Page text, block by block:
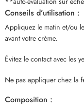
Conseils d’utilisation :
Appliquez le matin et/ou
avant votre crème.
Évitez le contact avec les
Ne pas appliquer chez la
Composition :